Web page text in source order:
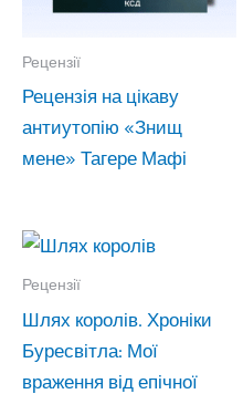
Рецензії
Рецензія на цікаву
антиутопію «Знищ
мене» Тагере Мафі
Рецензії
Шлях королів. Хроніки
Буресвітла: Мої
враження від епічної